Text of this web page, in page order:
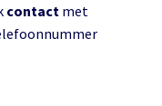
contact met